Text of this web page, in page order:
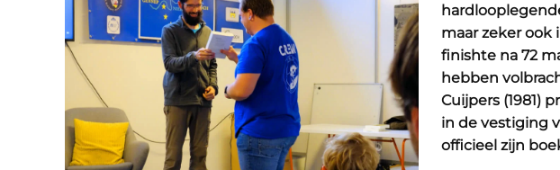
maar zeker ook
finishte na 72
hebben
Cuijpers (1981)
in de vestiging
officieel zijn